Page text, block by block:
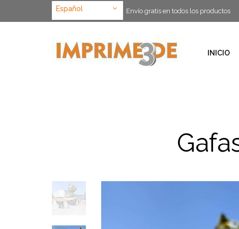
Español Envío gratis en todos los productos
INICIO